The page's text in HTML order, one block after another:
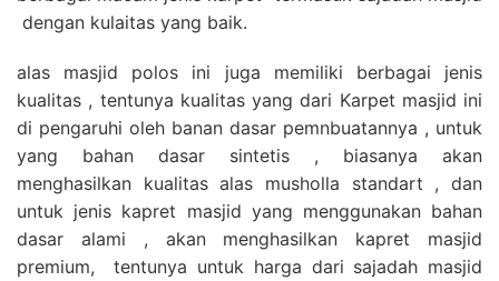
dengan kulaitas yang baik.
alas masjid polos ini juga memiliki berbagai jenis
kualitas , tentunya kualitas yang dari Karpet masjid ini
di pengaruhi oleh banan dasar pemnbuatannya , untuk
yang bahan dasar sintetis , biasanya akan
menghasilkan kualitas alas musholla standart , dan
untuk jenis kapret masjid yang menggunakan bahan
dasar alami , akan menghasilkan kapret masjid
premium, tentunya untuk harga dari sajadah masjid